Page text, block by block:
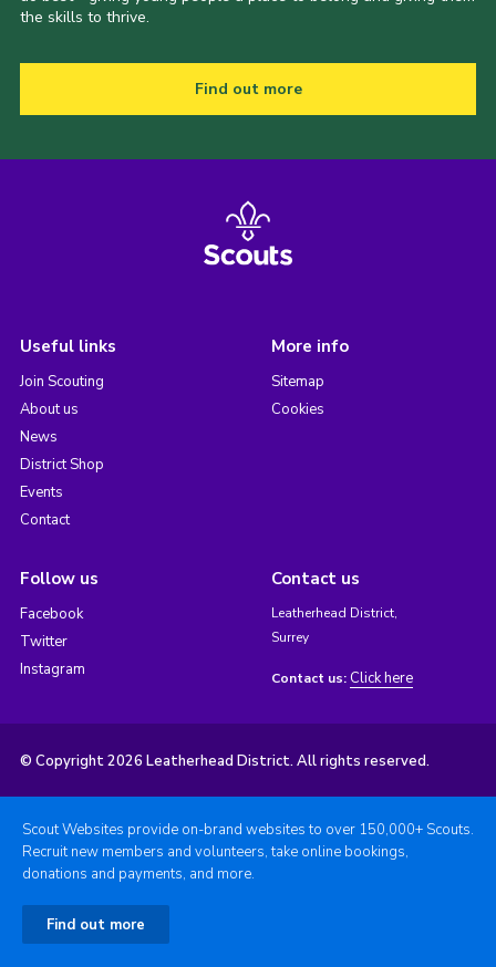
the skills to thrive.
Find out more
Useful links
Join Scouting
About us
News
District Shop
Events
Contact
More info
Sitemap
Cookies
Follow us
Facebook
Twitter
Instagram
Contact us
Leatherhead District,
Surrey
Contact us: Click here
© Copyright 2026 Leatherhead District. All rights reserved.
Scout Websites provide on-brand websites to over 150,000+ Scouts.
Recruit new members and volunteers, take online bookings,
donations and payments, and more.
Find out more